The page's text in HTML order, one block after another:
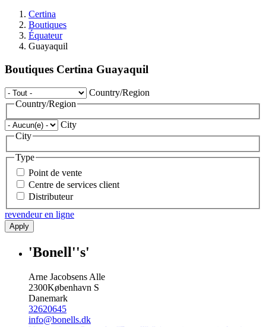
Certina
Boutiques
Équateur
Guayaquil
Boutiques Certina Guayaquil
Country/Region
Country/Region
City
City
Type
Point de vente
Centre de services client
Distributeur
revendeur en ligne
Apply
'Bonell''s'
Arne Jacobsens Alle
2300København S
Danemark
32620645
info@bonells.dk